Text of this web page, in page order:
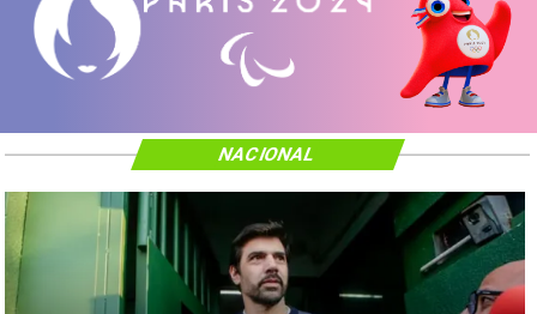
NACIONAL